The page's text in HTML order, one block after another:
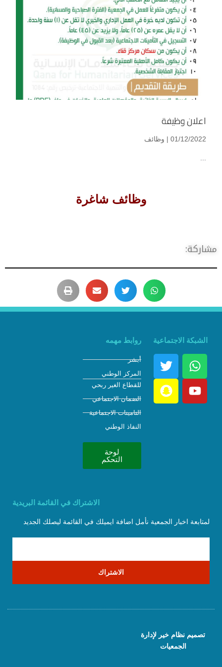
اعلان وظيفة
01/12/2022 | وظائف
وظائف شاغرة
الشبكة الاجتماعية روابط مهمه
أبشر
المركز الوطني
للقطاع الغير ربحي
الضمان الاجتماعي
التامينات الاجتماعية
النفاذ الوطني
لوحة
التحكم
الاشتراك في القائمة البريدية
لمتابعة اخبار الجمعية نأمل اضافة ايميلك في القائمة ليصلك الجديد
الاشتراك
تصميم نظام خير لإدارة
الجمعيات